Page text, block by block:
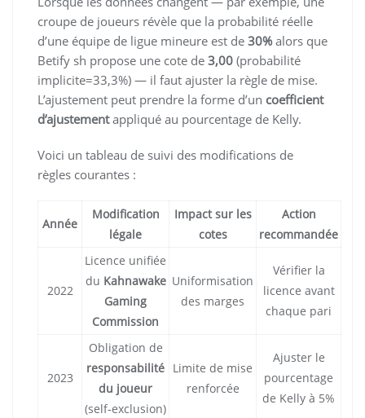
croupe de joueurs révèle que la probabilité réelle
d’une équipe de ligue mineure est de 30%alors que
Betify sh propose une cote de 3,00 (probabilité
implicite=33,3%) — il faut ajuster la règle de mise.
L’ajustement peut prendre la forme d’un coefficient
d’ajustementappliqué au pourcentage de Kelly.
Voici un tableau de suivi des modifications de
règles courantes :
Année
Modification
légale
Impact sur les
cotes
Action
recommandée
2022
Licence unifiée
du Kahnawake
Gaming
Commission
Uniformisation
des marges
Vérifier la
licence avant
chaque pari
2023
Obligation de
responsabilité
du joueur
(self‑exclusion)
Limite de mise
renforcée
Ajuster le
pourcentage
de Kelly à 5%